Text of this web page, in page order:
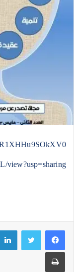
view?usp=sharing
طباعة